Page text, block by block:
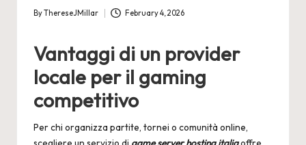
Posted
ByThereseJMillar February 4, 2026
Vantaggi di un provider
locale per il gaming
competitivo
Per chi organizza partite, tornei o comunità online,